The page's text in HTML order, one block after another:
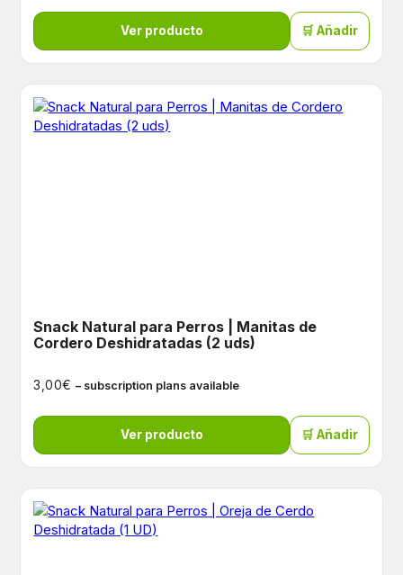
Ver producto 🛒 Añadir
Snack Natural para Perros | Manitas de
Cordero Deshidratadas (2 uds)
3,00€ – subscription plans available
Ver producto 🛒 Añadir